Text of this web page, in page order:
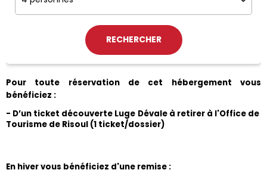
Pour toute réservation de cet hébergement vous
bénéficiez :
- D’un ticket découverte Luge Dévale à retirer à l'Office de
Tourisme de Risoul (1 ticket/dossier)
En hiver vous bénéficiez d'une remise :